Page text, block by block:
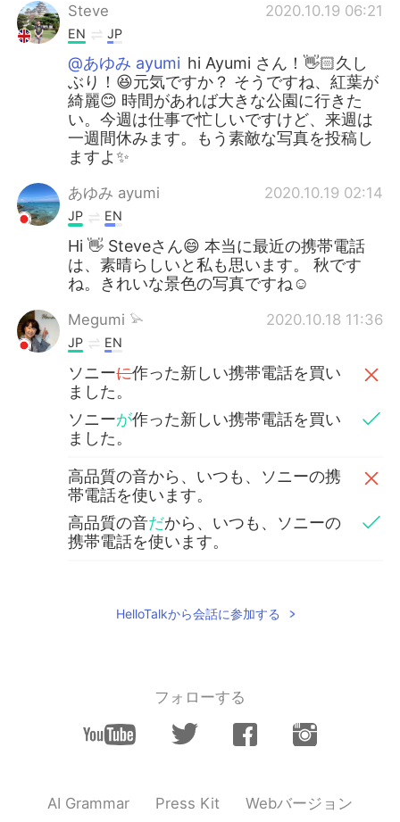
Steve 2020.10.19 06:21
EN JP
@あゆみ ayumi hi Ayumi さん！👋🏻久し
ぶり！😆元気ですか？ そうですね、紅葉が
綺麗😊 時間があれば大きな公園に行きた
い。今週は仕事で忙しいですけど、来週は
一週間休みます。もう素敵な写真を投稿し
ますよ✨
あゆみ ayumi 2020.10.19 02:14
JP EN
Hi 👋 Steveさん😄 本当に最近の携帯電話
は、素晴らしいと私も思います。 秋です
ね。きれいな景色の写真ですね☺
Megumi 𓅫 2020.10.18 11:36
JP EN
ソニーに作った新しい携帯電話を買い
ました。
ソニーが作った新しい携帯電話を買い
ました。
高品質の音から、いつも、ソニーの携
帯電話を使います。
高品質の音だから、いつも、ソニーの
携帯電話を使います。
新しいカメラ
と 写真編集ツール
So.. I want to try it again with Steve’s
sami sami 2020.10.18 11:18
HelloTalkから会話に参加する
フォローする
AI Grammar Press Kit Webバージョン